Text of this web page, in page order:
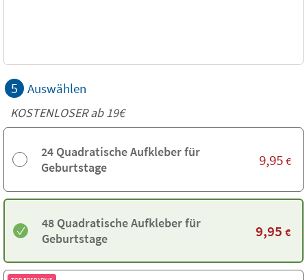
5 Auswählen
KOSTENLOSER ab 19€
24 Quadratische Aufkleber für
Geburtstage
9,95 €
48 Quadratische Aufkleber für
Geburtstage
9,95 €